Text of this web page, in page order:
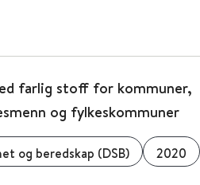
farlig stoff for kommuner,
og fylkeskommuner
og beredskap (DSB) 2020